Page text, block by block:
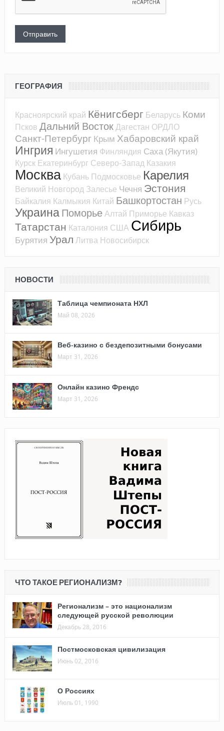
ГЕОГРАФИЯ
Красноярский край Кёнигсберг Беларусь Коми
Псков Дальний ВостокДагестан ОРДЛО
Санкт-Петербург Крым Хабаровский край
Ингрия Ингушетия Финляндия Саха (Якутия)
Курск Екатеринбург Северо-Запад Казакия
Москва Кубань Подмосковье Карелия
Великий Новгород Залесье Чечня Эстония
Байкалия Калмыкия Китай Башкортостан Русь
УкраинаПоморьеАлтай Приморье Кавказ
Татарстан Каталония США Сибирь
Бурятия Урал Литва Новосибирск
НОВОСТИ
Таблица чемпионата НХЛ
Май 08, 2026
Веб-казино с бездепозитными бонусами
Март 31, 2026
Онлайн казино Френдс
Март 31, 2026
ЧТО ТАКОЕ РЕГИОНАЛИЗМ?
Регионализм – это национализм
следующей русской революции
Декабрь 28, 2016
Постмосковская цивилизация
Июнь 02, 2016
О Россиях
Июль 01, 1990